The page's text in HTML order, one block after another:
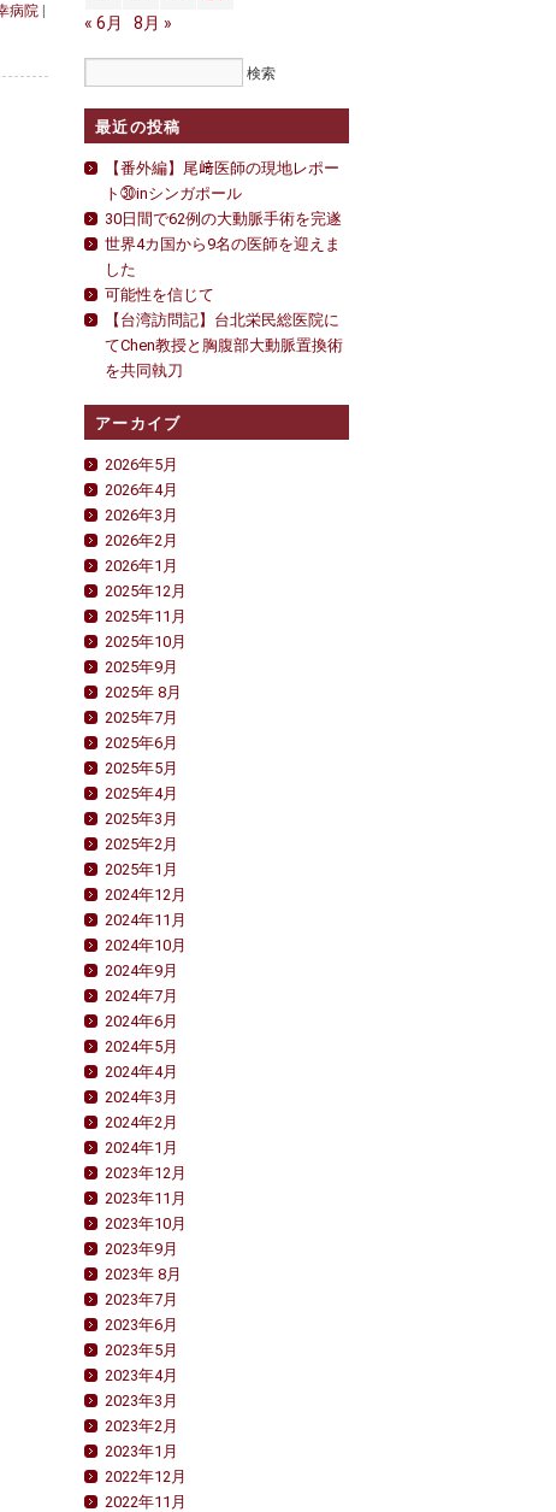
病院
« 6月
8月 »
最近の投稿
【番外編】尾﨑医師の現地レポー
ト㉚inシンガポール
30日間で62例の大動脈手術を完遂
世界4カ国から9名の医師を迎えま
した
可能性を信じて
【台湾訪問記】台北栄民総医院に
てChen教授と胸腹部大動脈置換術
を共同執刀
アーカイブ
2026年5月
2026年4月
2026年3月
2026年2月
2026年1月
2025年12月
2025年11月
2025年10月
2025年9月
2025年 8月
2025年7月
2025年6月
2025年5月
2025年4月
2025年3月
2025年2月
2025年1月
2024年12月
2024年11月
2024年10月
2024年9月
2024年7月
2024年6月
2024年5月
2024年4月
2024年3月
2024年2月
2024年1月
2023年12月
2023年11月
2023年10月
2023年9月
2023年 8月
2023年7月
2023年6月
2023年5月
2023年4月
2023年3月
2023年2月
2023年1月
2022年12月
2022年11月